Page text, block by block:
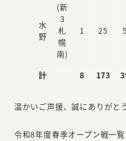
水
野
(新
3
札
幌
南)
1 25 5
計 8 173
温かいご声援、誠にありがと
令和8年度春季オープン戦一